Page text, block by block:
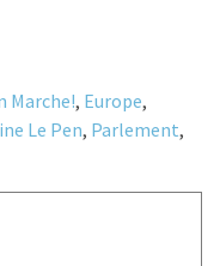
Marche!, Europe,
Le Pen, Parlement,